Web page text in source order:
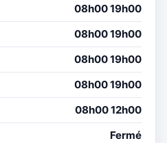
08h00 19h00
08h00 19h00
08h00 19h00
08h00 19h00
08h00 12h00
Fermé